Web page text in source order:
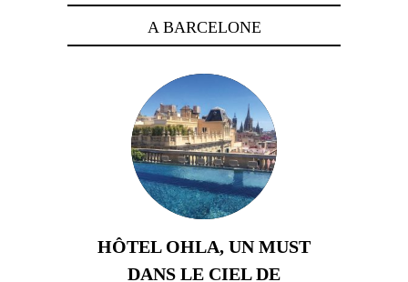
A BARCELONE
HÔTEL OHLA, UN MUST
DANS LE CIEL DE